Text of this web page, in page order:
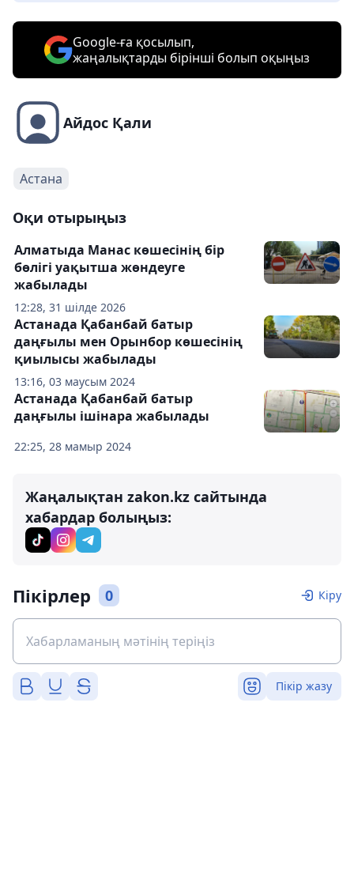
Google-ға қосылып,
жаңалықтарды бірінші болып оқыңыз
Айдос Қали
Астана
Оқи отырыңыз
12:28, 31 шілде 2026
Алматыда Манас көшесінің бір
бөлігі уақытша жөндеуге
жабылады
13:16, 03 маусым 2024
Астанада Қабанбай батыр
даңғылы мен Орынбор көшесінің
қиылысы жабылады
22:25, 28 мамыр 2024
Астанада Қабанбай батыр
даңғылы ішінара жабылады
Жаңалықтан zakon.kz сайтында
хабардар болыңыз:
Пікірлер 0 Кіру
Пікір жазу